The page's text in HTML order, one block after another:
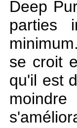
Deep
parties
se croit
qu'il est